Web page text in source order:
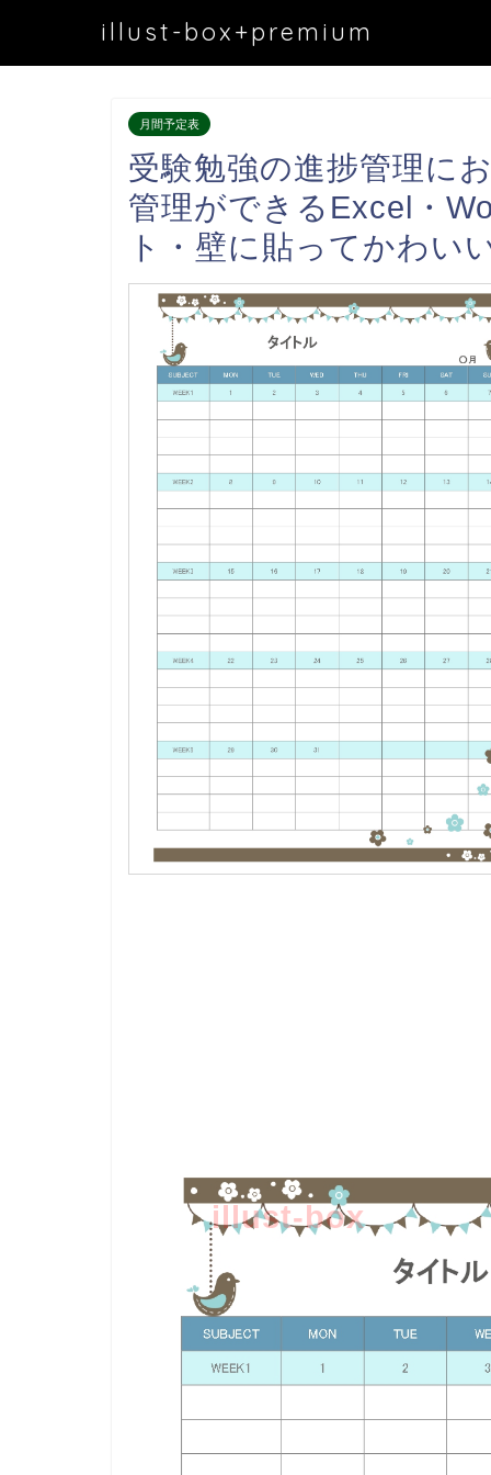
illust-box+premium
月間予定表
受験勉強の進捗管理に
管理ができるExcel・
ト・壁に貼ってかわい
illust-box